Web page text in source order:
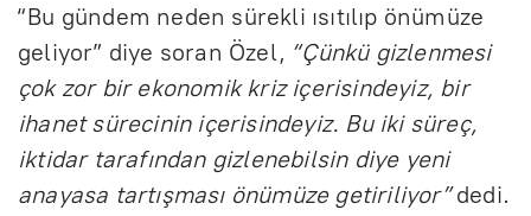
“Bu gündem neden sürekli ısıtılıp önümüze
geliyor” diye soran Özel, “Çünkü gizlenmesi
çok zor bir ekonomik kriz içerisindeyiz, bir
ihanet sürecinin içerisindeyiz. Bu iki süreç,
iktidar tarafından gizlenebilsin diye yeni
anayasa tartışması önümüze getiriliyor”dedi.